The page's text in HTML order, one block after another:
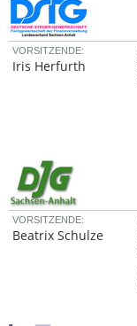
VORSITZENDE:
Iris Herfurth
VORSITZENDE:
Beatrix Schulze